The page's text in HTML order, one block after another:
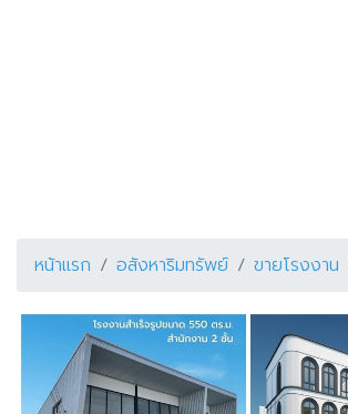
หน้าแรก อสังหาริมทรัพย์ ขายโรงงาน